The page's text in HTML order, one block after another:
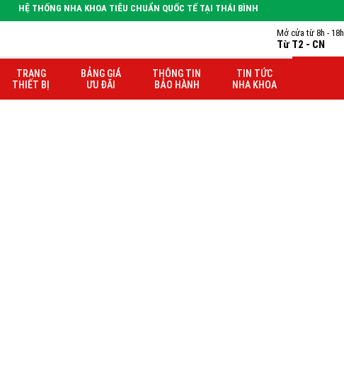
HỆ THỐNG NHA KHOA TIÊU CHUẨN QUỐC TẾ TẠI THÁI BÌNH
Mở cửa từ 8h - 18h
Từ T2 - CN
TRANG
THIẾT BỊ
BẢNG GIÁ
ƯU ĐÃI
THÔNG TIN
BẢO HÀNH
TIN TỨC
NHA KHOA